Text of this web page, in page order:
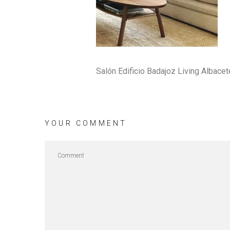
Salón Edificio Badajoz Living
YOUR COMMENT